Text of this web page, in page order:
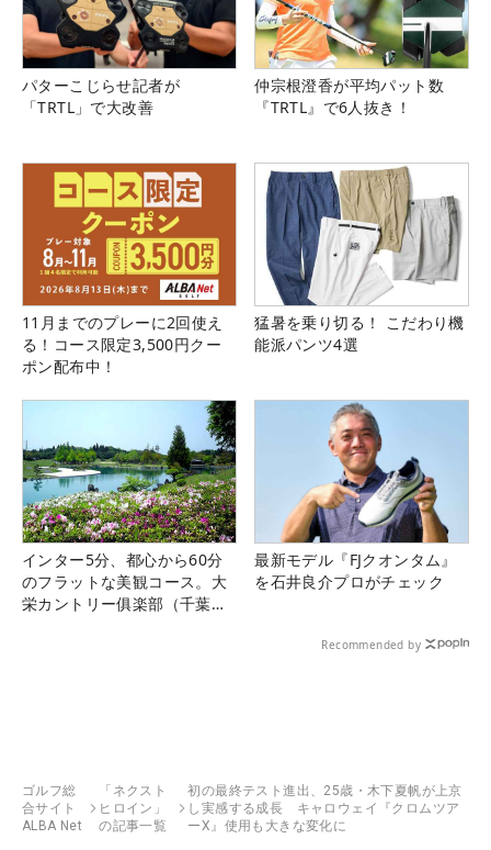
パターこじらせ記者が
「TRTL」で大改善
仲宗根澄香が平均パット数
『TRTL』で6人抜き！
11月までのプレーに2回使え
る！コース限定3,500円クー
ポン配布中！
猛暑を乗り切る！ こだわり機
能派パンツ4選
インター5分、都心から60分
のフラットな美観コース。大
栄カントリー俱楽部（千葉
最新モデル『FJクオンタム』
を石井良介プロがチェック
Recommended by
ゴルフ総
合サイト
ALBA Net
「ネクスト
ヒロイン」
の記事一覧
初の最終テスト進出、25歳・木下夏帆が上京
し実感する成長 キャロウェイ『クロムツア
ーX』使用も大きな変化に